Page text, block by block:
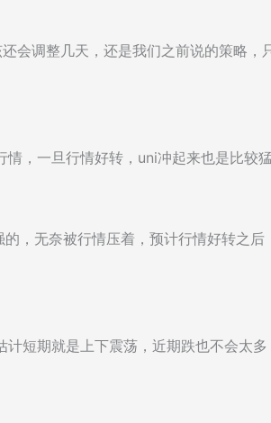
会调整几天，还是我们之前说的策略
，一旦行情好转，uni冲起来也是比较
，无奈被行情压着，预计行情好转之
短期就是上下震荡，近期跌也不会太